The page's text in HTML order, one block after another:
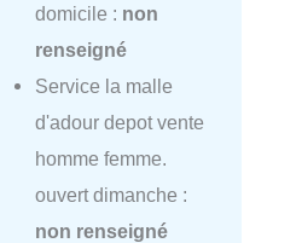
domicile : non
renseigné
Service la malle
d'adour depot vente
homme femme.
ouvert dimanche :
non renseigné